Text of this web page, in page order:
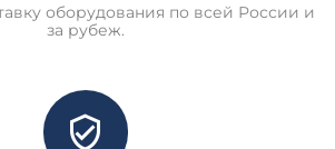
оборудования по всей России и
за рубеж.